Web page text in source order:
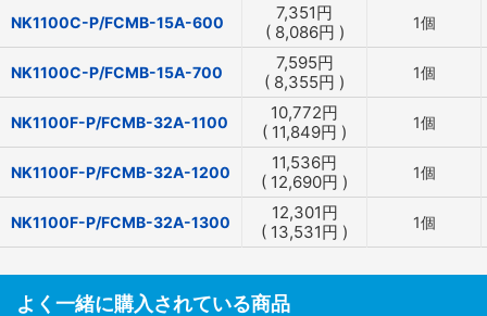
NK1100C-P/FCMB-15A-600 7,351円
( 8,086円 ) 1個
NK1100C-P/FCMB-15A-700 7,595円
( 8,355円 ) 1個
NK1100F-P/FCMB-32A-1100 10,772円
( 11,849円 ) 1個
NK1100F-P/FCMB-32A-1200 11,536円
( 12,690円 ) 1個
NK1100F-P/FCMB-32A-1300 12,301円
( 13,531円 ) 1個
よく一緒に購入されている商品